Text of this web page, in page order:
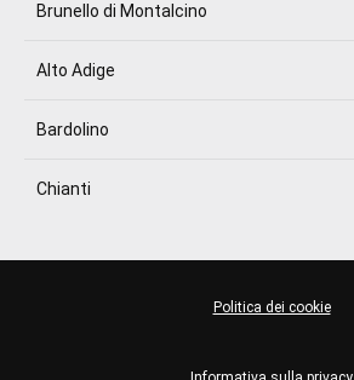
Brunello di Montalcino
Alto Adige
Bardolino
Chianti
Politica dei cookie